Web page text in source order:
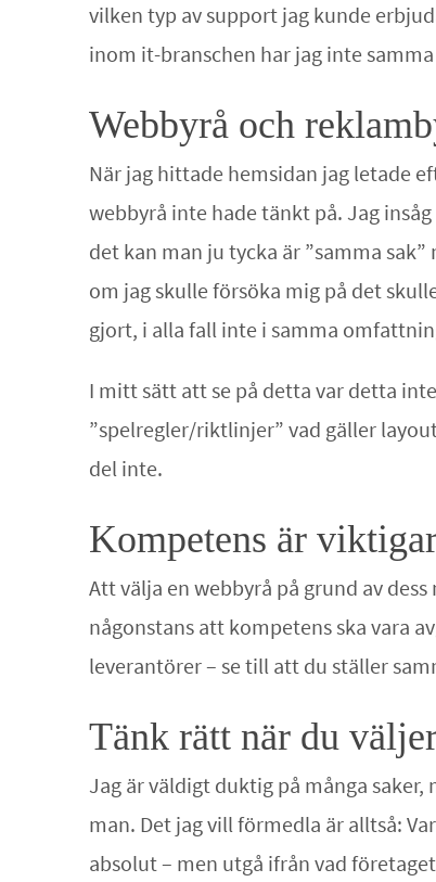
vilken typ av support jag kunde
inom it-branschen har jag inte
Webbyrå och
När jag hittade hemsidan jag letade
webbyrå inte hade tänkt på. Jag
det kan man ju tycka är ”samma
om jag skulle försöka mig på det
gjort, i alla fall inte i samma
I mitt sätt att se på detta var detta
”spelregler/riktlinjer” vad gäller
del inte.
Kompetens är
Att välja en webbyrå på grund av
någonstans att kompetens ska vara
leverantörer – se till att du ställer
Tänk rätt när du
Jag är väldigt duktig på många
man. Det jag vill förmedla är alltså:
absolut – men utgå ifrån vad